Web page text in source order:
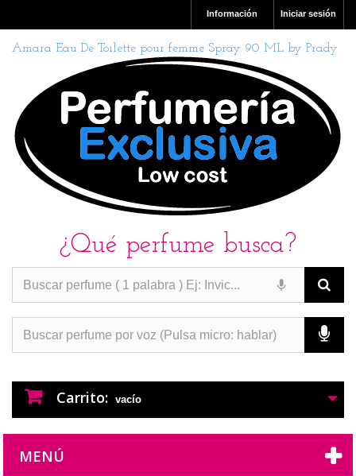
Iniciar sesión
Información
Amara Eau De Toilette pour femme Spray 90 ML by Prady
¿Qué perfume busca?
Carrito: vacío
MENÚ